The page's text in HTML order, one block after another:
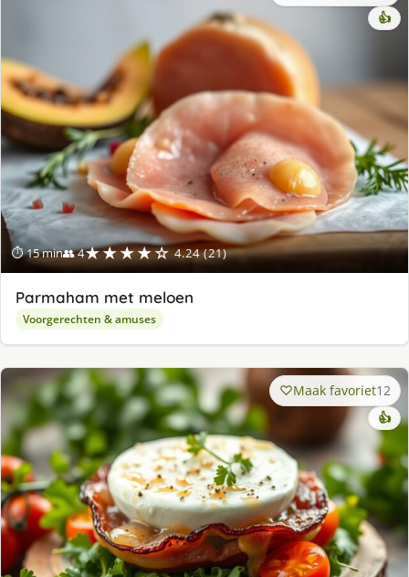
⏱ 15 min👥 4★★★★☆ 4.24 (21)
👍
Parmaham met meloen
Voorgerechten & amuses
Maak favoriet12
👍